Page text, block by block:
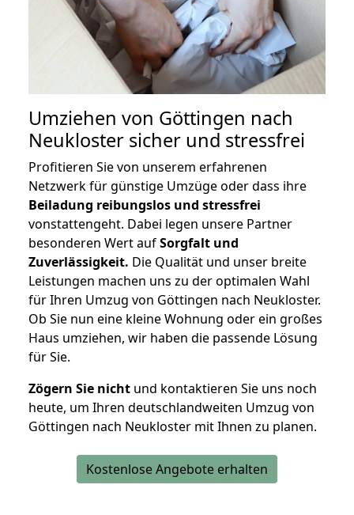
Umziehen von Göttingen nach
Neukloster sicher und stressfrei
Profitieren Sie von unserem erfahrenen
Netzwerk für günstige Umzüge oder dass ihre
Beiladung reibungslos und stressfrei
vonstattengeht. Dabei legen unsere Partner
besonderen Wert aufSorgfalt und
Zuverlässigkeit. Die Qualität und unser breite
Leistungen machen uns zu der optimalen Wahl
für Ihren Umzug von Göttingen nach Neukloster.
Ob Sie nun eine kleine Wohnung oder ein großes
Haus umziehen, wir haben die passende Lösung
für Sie.
Zögern Sie nicht und kontaktieren Sie uns noch
heute, um Ihren deutschlandweiten Umzug von
Göttingen nach Neukloster mit Ihnen zu planen.
Kostenlose Angebote erhalten